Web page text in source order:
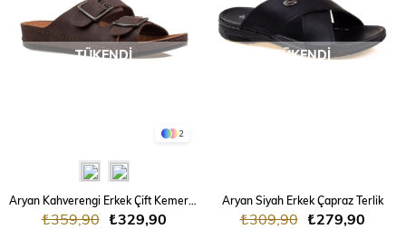
TÜKENDI
2
₺329,90
₺359,90
TÜKENDI
Aryan Siyah Erkek Çapraz Terlik
₺279,90
₺309,90